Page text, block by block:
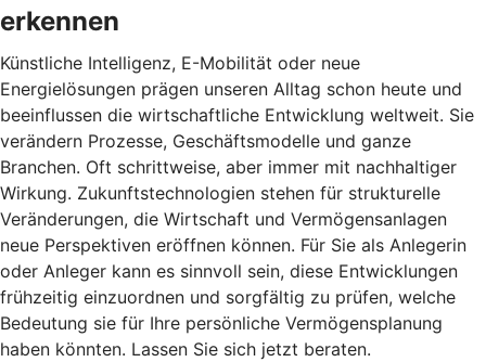
erkennen
Künstliche Intelligenz, E-Mobilität oder neue
Energielösungen prägen unseren Alltag schon heute und
beeinflussen die wirtschaftliche Entwicklung weltweit. Sie
verändern Prozesse, Geschäftsmodelle und ganze
Branchen. Oft schrittweise, aber immer mit nachhaltiger
Wirkung. Zukunftstechnologien stehen für strukturelle
Veränderungen, die Wirtschaft und Vermögensanlagen
neue Perspektiven eröffnen können. Für Sie als Anlegerin
oder Anleger kann es sinnvoll sein, diese Entwicklungen
frühzeitig einzuordnen und sorgfältig zu prüfen, welche
Bedeutung sie für Ihre persönliche Vermögensplanung
haben könnten. Lassen Sie sich jetzt beraten.